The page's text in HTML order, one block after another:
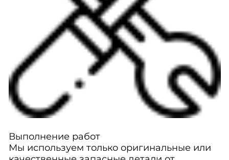
Выполнение работ
Мы используем только оригинальные или